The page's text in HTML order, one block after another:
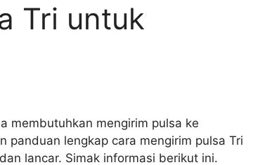
Tri untuk
membutuhkan mengirim pulsa ke
panduan lengkap cara mengirim pulsa Tri
lancar. Simak informasi berikut ini.